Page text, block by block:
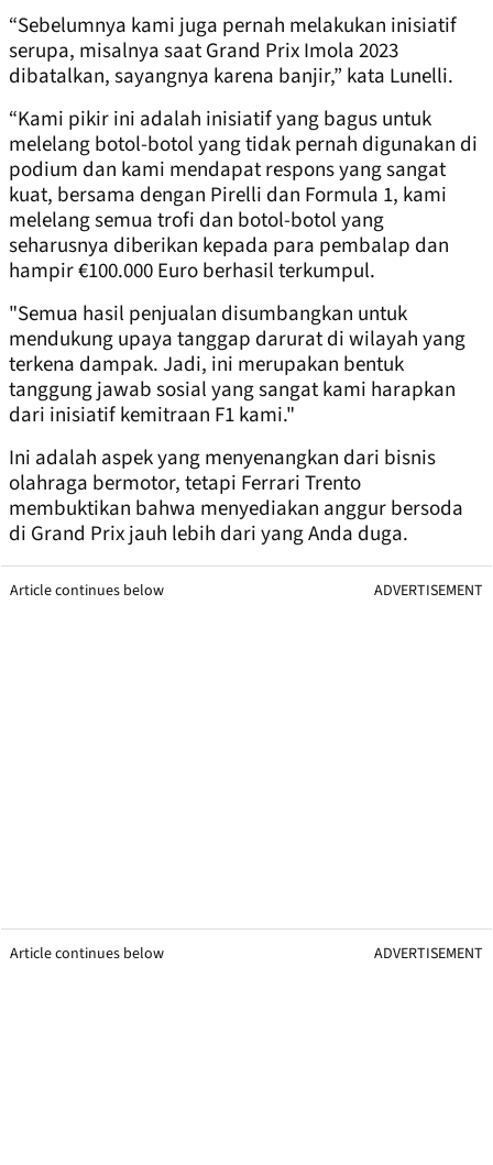
“Sebelumnya kami juga pernah melakukan inisiatif
serupa, misalnya saat Grand Prix Imola 2023
dibatalkan, sayangnya karena banjir,” kata Lunelli.
“Kami pikir ini adalah inisiatif yang bagus untuk
melelang botol-botol yang tidak pernah digunakan di
podium dan kami mendapat respons yang sangat
kuat, bersama dengan Pirelli dan Formula 1, kami
melelang semua trofi dan botol-botol yang
seharusnya diberikan kepada para pembalap dan
hampir €100.000 Euro berhasil terkumpul.
"Semua hasil penjualan disumbangkan untuk
mendukung upaya tanggap darurat di wilayah yang
terkena dampak. Jadi, ini merupakan bentuk
tanggung jawab sosial yang sangat kami harapkan
dari inisiatif kemitraan F1 kami."
Ini adalah aspek yang menyenangkan dari bisnis
olahraga bermotor, tetapi Ferrari Trento
membuktikan bahwa menyediakan anggur bersoda
di Grand Prix jauh lebih dari yang Anda duga.
Article continues below ADVERTISEMENT
Article continues below ADVERTISEMENT